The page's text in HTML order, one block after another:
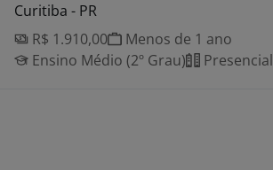
Curitiba - PR
R$ 1.910,00
Menos de 1 ano
Ensino Médio (2º Grau)
Presencial